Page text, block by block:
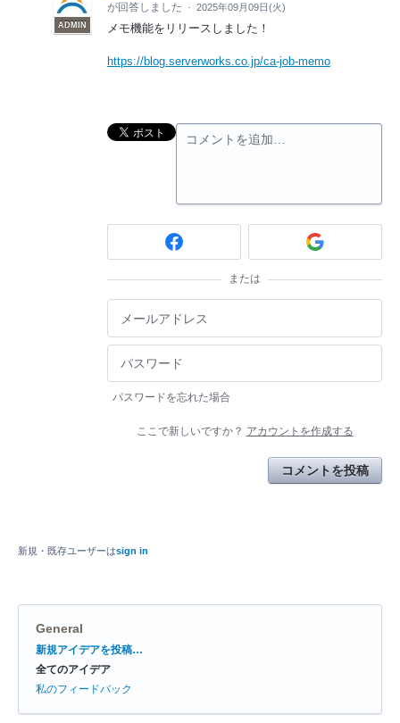
ADMIN
が回答しました
· 2025年09月09日(火)
メモ機能をリリースしました！
https://blog.serverworks.co.jp/ca-job-memo
コメントを追加…
または
パスワードを忘れた場合
ここで新しいですか？ アカウントを作成する
コメントを投稿
新規・既存ユーザーはsign in
General
カ
ゴ
リ
新規アイデアを投稿…
全てのアイデア
私のフィードバック